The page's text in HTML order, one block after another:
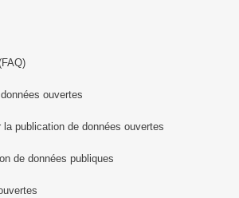
ouvertes
la publication de données ouvertes
de données publiques